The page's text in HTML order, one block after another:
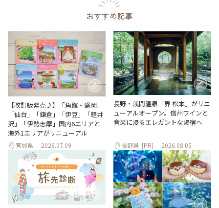
おすすめ記事
【改訂版発売♪】「角館・盛岡」
「仙台」「鎌倉」「伊豆」「軽井
沢」「伊勢志摩」国内6エリアと
海外1エリアがリニューアル
宮城県 2026.07.09
長野・浅間温泉「界 松本」がリニ
ューアルオープン。信州ワインと
音楽に浸るエレガントな湯宿へ
長野県 [PR] 2026.08.05